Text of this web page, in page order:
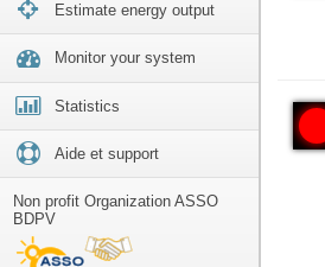
Estimate energy output
Monitor your system
Statistics
Aide et support
Non profit Organization ASSO
BDPV